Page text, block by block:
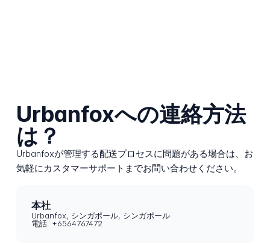
Urbanfoxへの連絡方法
は？
Urbanfoxが管理する配送プロセスに問題がある場合は、お
気軽にカスタマーサポートまでお問い合わせください。
本社
Urbanfox, シンガポール, シンガポール
電話: +6564767472